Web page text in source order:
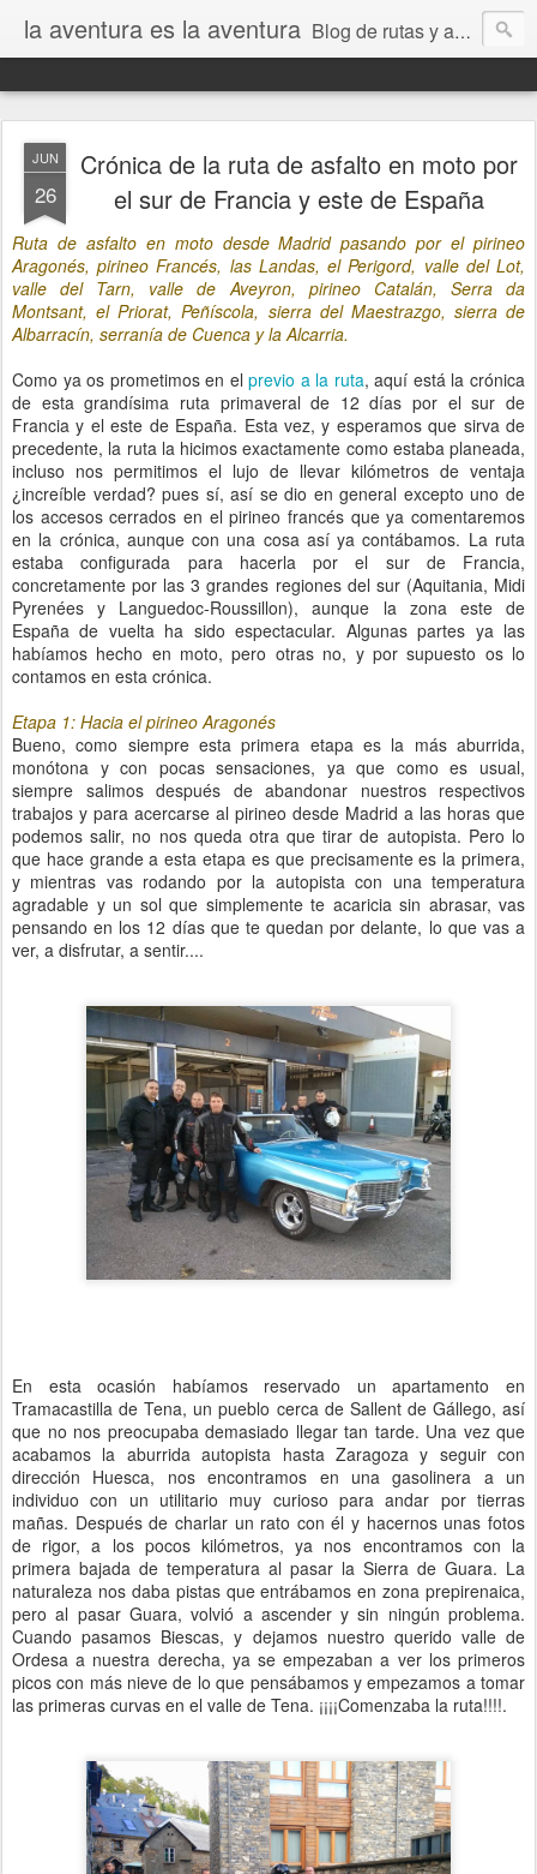
la aventura es la aventura Blog de rutas y aventuras, tanto de carretera como offroad realizados en moto, coche y bici MTB. Artículos técnicos, de mecánica y novedades relacionados con el mundo de la moto trail, 4x4 y bici de montaña.
JUN
26
Crónica de la ruta de asfalto en moto por
el sur de Francia y este de España
Ruta de asfalto en moto desde Madrid pasando por el pirineo
Aragonés, pirineo Francés, las Landas, el Perigord, valle del Lot,
valle del Tarn, valle de Aveyron, pirineo Catalán, Serra da
Montsant, el Priorat, Peñíscola, sierra del Maestrazgo, sierra de
Albarracín, serranía de Cuenca y la Alcarria.
Como ya os prometimos en elprevio a la ruta, aquí está la crónica
de esta grandísima ruta primaveral de 12 días por el sur de
Francia y el este de España. Esta vez, y esperamos que sirva de
precedente, la ruta la hicimos exactamente como estaba planeada,
incluso nos permitimos el lujo de llevar kilómetros de ventaja
¿increíble verdad? pues sí, así se dio en general excepto uno de
los accesos cerrados en el pirineo francés que ya comentaremos
en la crónica, aunque con una cosa así ya contábamos. La ruta
estaba configurada para hacerla por el sur de Francia,
concretamente por las 3 grandes regiones del sur (Aquitania, Midi
Pyrenées y Languedoc-Roussillon), aunque la zona este de
España de vuelta ha sido espectacular. Algunas partes ya las
habíamos hecho en moto, pero otras no, y por supuesto os lo
contamos en esta crónica.
Etapa 1: Hacia el pirineo Aragonés
Bueno, como siempre esta primera etapa es la más aburrida,
monótona y con pocas sensaciones, ya que como es usual,
siempre salimos después de abandonar nuestros respectivos
trabajos y para acercarse al pirineo desde Madrid a las horas que
podemos salir, no nos queda otra que tirar de autopista. Pero lo
que hace grande a esta etapa es que precisamente es la primera,
y mientras vas rodando por la autopista con una temperatura
agradable y un sol que simplemente te acaricia sin abrasar, vas
pensando en los 12 días que te quedan por delante, lo que vas a
ver, a disfrutar, a sentir....
En esta ocasión habíamos reservado un apartamento en
Tramacastilla de Tena, un pueblo cerca de Sallent de Gállego, así
que no nos preocupaba demasiado llegar tan tarde. Una vez que
acabamos la aburrida autopista hasta Zaragoza y seguir con
dirección Huesca, nos encontramos en una gasolinera a un
individuo con un utilitario muy curioso para andar por tierras
mañas. Después de charlar un rato con él y hacernos unas fotos
de rigor, a los pocos kilómetros, ya nos encontramos con la
primera bajada de temperatura al pasar la Sierra de Guara. La
naturaleza nos daba pistas que entrábamos en zona prepirenaica,
pero al pasar Guara, volvió a ascender y sin ningún problema.
Cuando pasamos Biescas, y dejamos nuestro querido valle de
Ordesa a nuestra derecha, ya se empezaban a ver los primeros
picos con más nieve de lo que pensábamos y empezamos a tomar
las primeras curvas en el valle de Tena. ¡¡¡¡Comenzaba la ruta!!!!.